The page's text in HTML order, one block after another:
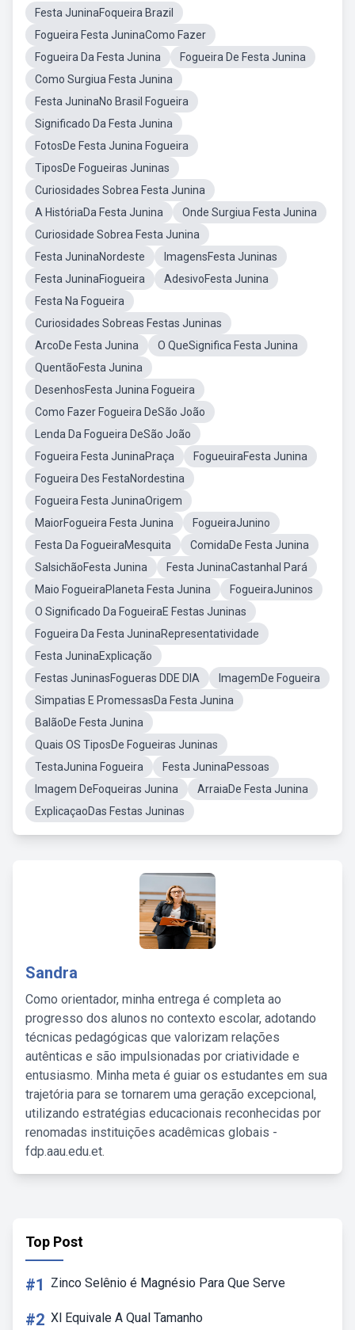
Festa JuninaFoqueira Brazil
Fogueira Festa JuninaComo Fazer
Fogueira Da Festa Junina
Fogueira De Festa Junina
Como Surgiua Festa Junina
Festa JuninaNo Brasil Fogueira
Significado Da Festa Junina
FotosDe Festa Junina Fogueira
TiposDe Fogueiras Juninas
Curiosidades Sobrea Festa Junina
A HistóriaDa Festa Junina
Onde Surgiua Festa Junina
Curiosidade Sobrea Festa Junina
Festa JuninaNordeste
ImagensFesta Juninas
Festa JuninaFiogueira
AdesivoFesta Junina
Festa Na Fogueira
Curiosidades Sobreas Festas Juninas
ArcoDe Festa Junina
O QueSignifica Festa Junina
QuentãoFesta Junina
DesenhosFesta Junina Fogueira
Como Fazer Fogueira DeSão João
Lenda Da Fogueira DeSão João
Fogueira Festa JuninaPraça
FogueuiraFesta Junina
Fogueira Des FestaNordestina
Fogueira Festa JuninaOrigem
MaiorFogueira Festa Junina
FogueiraJunino
Festa Da FogueiraMesquita
ComidaDe Festa Junina
SalsichãoFesta Junina
Festa JuninaCastanhal Pará
Maio FogueiraPlaneta Festa Junina
FogueiraJuninos
O Significado Da FogueiraE Festas Juninas
Fogueira Da Festa JuninaRepresentatividade
Festa JuninaExplicação
Festas JuninasFogueras DDE DIA
ImagemDe Fogueira
Simpatias E PromessasDa Festa Junina
BalãoDe Festa Junina
Quais OS TiposDe Fogueiras Juninas
TestaJunina Fogueira
Festa JuninaPessoas
Imagem DeFoqueiras Junina
ArraiaDe Festa Junina
ExplicaçaoDas Festas Juninas
Sandra
Como orientador, minha entrega é completa ao
progresso dos alunos no contexto escolar, adotando
técnicas pedagógicas que valorizam relações
autênticas e são impulsionadas por criatividade e
entusiasmo. Minha meta é guiar os estudantes em sua
trajetória para se tornarem uma geração excepcional,
utilizando estratégias educacionais reconhecidas por
renomadas instituições acadêmicas globais -
fdp.aau.edu.et.
Top Post
#1 Zinco Selênio é Magnésio Para Que Serve
#2 Xl Equivale A Qual Tamanho